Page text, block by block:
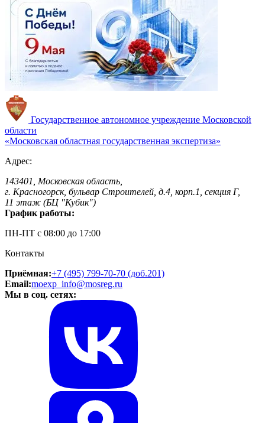
Государственное автономное учреждение Московской
области
«Московская областная государственная экспертиза»
Адрес:
143401, Московская область,
г. Красногорск, бульвар Строителей, д.4, корп.1, секция Г,
11 этаж (БЦ "Кубик")
График работы:
ПН-ПТ с 08:00 до 17:00
Контакты
Приёмная:+7 (495) 799-70-70 (доб.201)
Email:moexp_info@mosreg.ru
Мы в соц. сетях: